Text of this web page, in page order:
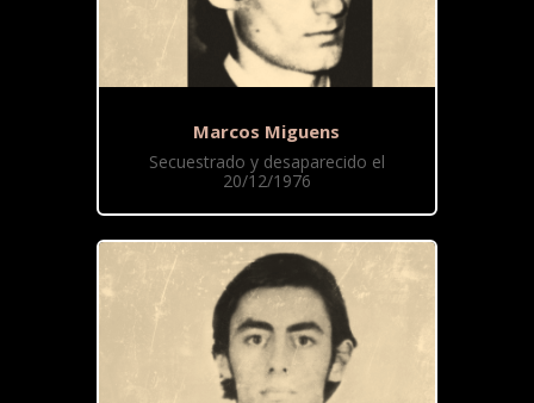
Marcos Miguens
Secuestrado y desaparecido el
20/12/1976